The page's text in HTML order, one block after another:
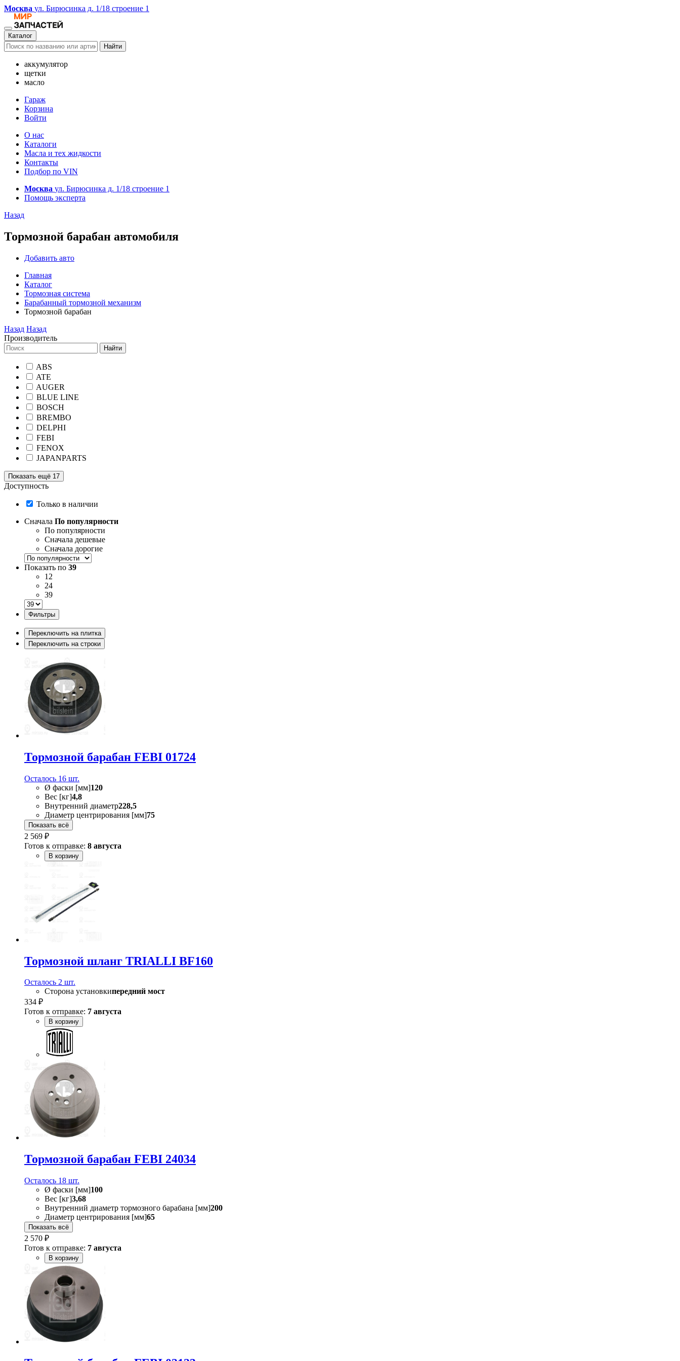
Москва ул. Бирюсинка д. 1/18 строение 1
Каталог
Найти
аккумулятор
щетки
масло
Гараж
Корзина
Войти
О нас
Каталоги
Масла и тех жидкости
Контакты
Подбор по VIN
Москва ул. Бирюсинка д. 1/18 строение 1
Помощь эксперта
Назад
Тормозной барабан автомобиля
Добавить авто
Главная
Каталог
Тормозная система
Барабанный тормозной механизм
Тормозной барабан
Назад Назад
Производитель
Найти
ABS
ATE
AUGER
BLUE LINE
BOSCH
BREMBO
DELPHI
FEBI
FENOX
JAPANPARTS
Показать ещё 17
Доступность
Только в наличии
Сначала По популярности
По популярности
Сначала дешевые
Сначала дорогие
Показать по 39
12
24
39
Фильтры
Переключить на плитка
Переключить на строки
Тормозной барабан FEBI 01724
Осталось 16 шт.
Ø фаски [мм]120
Вес [кг]4,8
Внутренний диаметр228,5
Диаметр центрирования [мм]75
Показать всё
2 569 ₽
Готов к отправке: 8 августа
В корзину
Тормозной шланг TRIALLI BF160
Осталось 2 шт.
Сторона установкипередний мост
334 ₽
Готов к отправке: 7 августа
В корзину
Тормозной барабан FEBI 24034
Осталось 18 шт.
Ø фаски [мм]100
Вес [кг]3,68
Внутренний диаметр тормозного барабана [мм]200
Диаметр центрирования [мм]65
Показать всё
2 570 ₽
Готов к отправке: 7 августа
В корзину